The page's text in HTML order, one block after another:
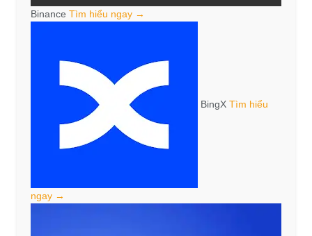
Binance Tìm hiểu ngay →
BingX Tìm hiểu
ngay →